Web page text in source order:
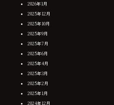
2026年1月
2025年12月
2025年10月
2025年9月
2025年7月
2025年6月
2025年4月
2025年3月
2025年2月
2025年1月
2024年12月